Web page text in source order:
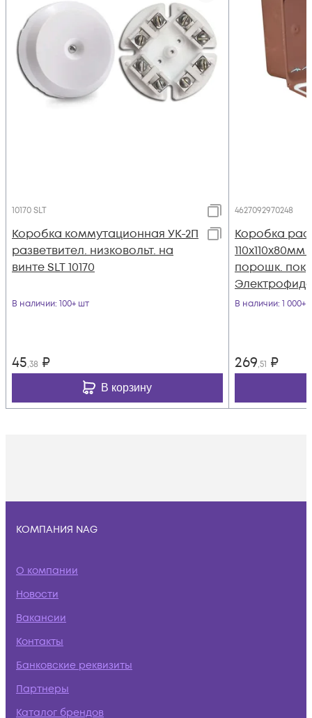
10170 SLT
Коробка коммутационная УК-2П
разветвител. низковольт. на
винте SLT 10170
В наличии: 100+ шт
45,38 ₽
В корзину
4627092970248
Коробка
110х110х80мм
порошк.
В наличии: 1 000+
269,51 ₽
КОМПАНИЯ NAG
О компании
Новости
Вакансии
Контакты
Банковские реквизиты
Партнеры
Каталог брендов